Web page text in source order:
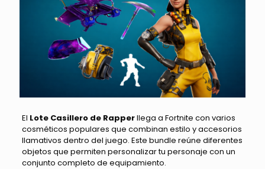
El Lote Casillero de Rapperllega a Fortnite con varios
cosméticos populares que combinan estilo y accesorios
llamativos dentro del juego. Este bundle reúne diferentes
objetos que permiten personalizar tu personaje con un
conjunto completo de equipamiento.